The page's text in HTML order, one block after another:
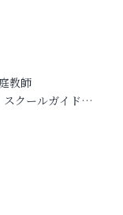
教師
スクールガイド…